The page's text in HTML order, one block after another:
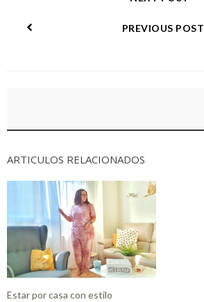
PREVIOUS POST
ARTICULOS RELACIONADOS
Estar por casa con estilo